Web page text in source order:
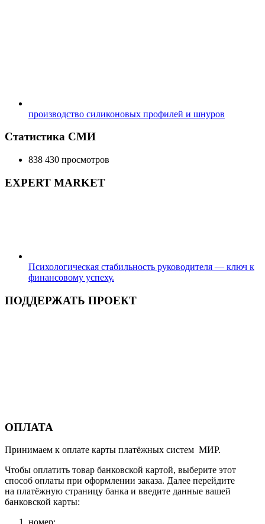
производство силиконовых профилей и шнуров
Статистика СМИ
838 430 просмотров
EXPERT MARKET
Психологическая стабильность руководителя — ключ к
финансовому успеху.
ПОДДЕРЖАТЬ ПРОЕКТ
ОПЛАТА
Принимаем к оплате карты платёжных систем МИР.
Чтобы оплатить товар банковской картой, выберите этот
способ оплаты при оформлении заказа. Далее перейдите
на платёжную страницу банка и введите данные вашей
банковской карты: